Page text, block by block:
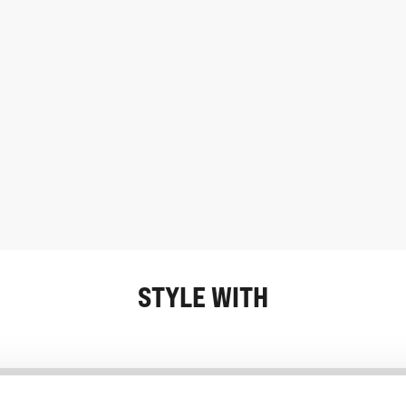
STYLE WITH